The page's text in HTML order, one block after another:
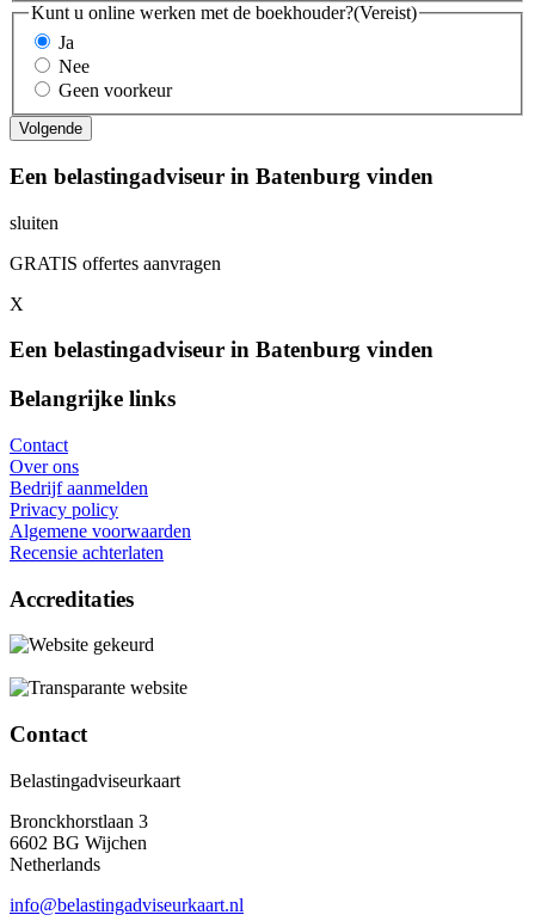
Kunt u online werken met de boekhouder?(Vereist)
Ja
Nee
Geen voorkeur
Een belastingadviseur in Batenburg vinden
sluiten
GRATIS offertes aanvragen
X
Een belastingadviseur in Batenburg vinden
Belangrijke links
Contact
Over ons
Bedrijf aanmelden
Privacy policy
Algemene voorwaarden
Recensie achterlaten
Accreditaties
Contact
Belastingadviseurkaart
Bronckhorstlaan 3
6602 BG Wijchen
Netherlands
info@belastingadviseurkaart.nl